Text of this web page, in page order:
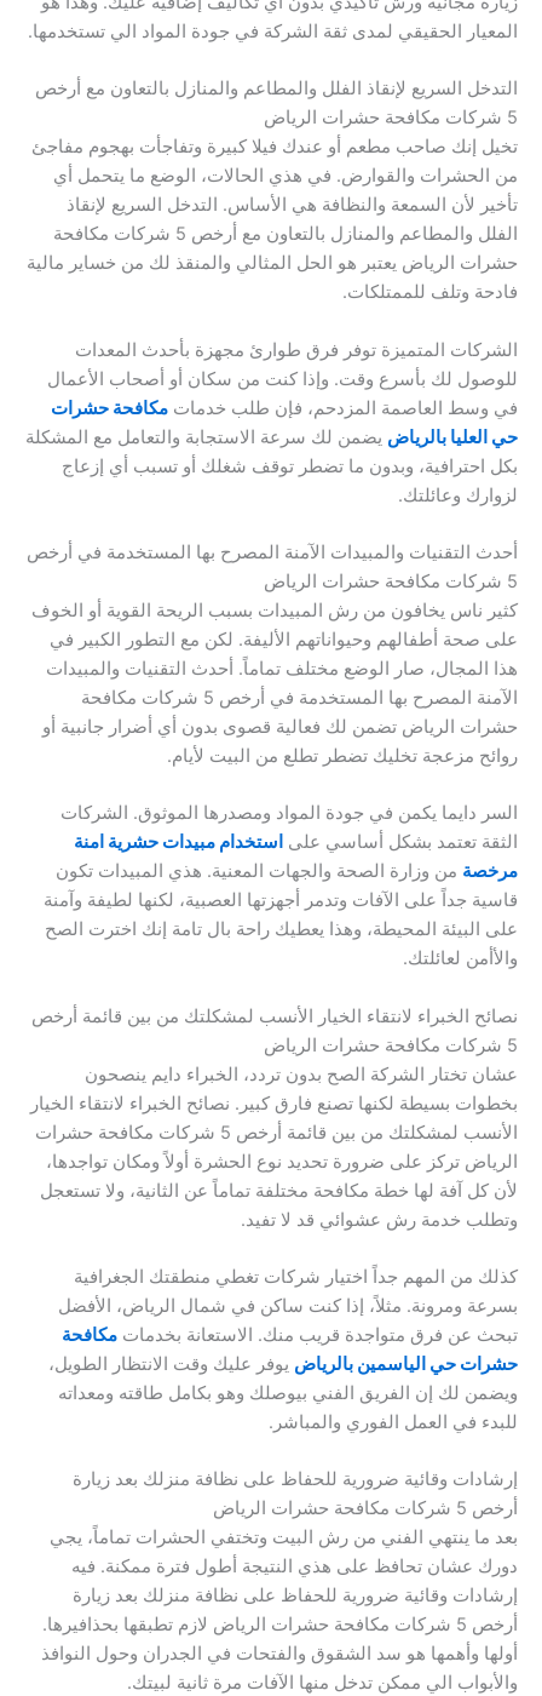
المعيار الحقيقي لمدى ثقة الشركة في جودة المواد الي تستخدمها.
التدخل السريع لإنقاذ الفلل والمطاعم والمنازل بالتعاون مع أرخص
5 شركات مكافحة حشرات الرياض
تخيل إنك صاحب مطعم أو عندك فيلا كبيرة وتفاجأت بهجوم مفاجئ
من الحشرات والقوارض. في هذي الحالات، الوضع ما يتحمل أي
تأخير لأن السمعة والنظافة هي الأساس. التدخل السريع لإنقاذ
الفلل والمطاعم والمنازل بالتعاون مع أرخص 5 شركات مكافحة
حشرات الرياض يعتبر هو الحل المثالي والمنقذ لك من خساير مالية
فادحة وتلف للممتلكات.
الشركات المتميزة توفر فرق طوارئ مجهزة بأحدث المعدات
للوصول لك بأسرع وقت. وإذا كنت من سكان أو أصحاب الأعمال
في وسط العاصمة المزدحم، فإن طلب خدمات مكافحة حشرات
حي العليا بالرياض يضمن لك سرعة الاستجابة والتعامل مع المشكلة
بكل احترافية، وبدون ما تضطر توقف شغلك أو تسبب أي إزعاج
لزوارك وعائلتك.
أحدث التقنيات والمبيدات الآمنة المصرح بها المستخدمة في أرخص
5 شركات مكافحة حشرات الرياض
كثير ناس يخافون من رش المبيدات بسبب الريحة القوية أو الخوف
على صحة أطفالهم وحيواناتهم الأليفة. لكن مع التطور الكبير في
هذا المجال، صار الوضع مختلف تماماً. أحدث التقنيات والمبيدات
الآمنة المصرح بها المستخدمة في أرخص 5 شركات مكافحة
حشرات الرياض تضمن لك فعالية قصوى بدون أي أضرار جانبية أو
روائح مزعجة تخليك تضطر تطلع من البيت لأيام.
السر دايما يكمن في جودة المواد ومصدرها الموثوق. الشركات
الثقة تعتمد بشكل أساسي على استخدام مبيدات حشرية امنة
مرخصة من وزارة الصحة والجهات المعنية. هذي المبيدات تكون
قاسية جداً على الآفات وتدمر أجهزتها العصبية، لكنها لطيفة وآمنة
على البيئة المحيطة، وهذا يعطيك راحة بال تامة إنك اخترت الصح
والأأمن لعائلتك.
نصائح الخبراء لانتقاء الخيار الأنسب لمشكلتك من بين قائمة أرخص
5 شركات مكافحة حشرات الرياض
عشان تختار الشركة الصح بدون تردد، الخبراء دايم ينصحون
بخطوات بسيطة لكنها تصنع فارق كبير. نصائح الخبراء لانتقاء الخيار
الأنسب لمشكلتك من بين قائمة أرخص 5 شركات مكافحة حشرات
الرياض تركز على ضرورة تحديد نوع الحشرة أولاً ومكان تواجدها،
لأن كل آفة لها خطة مكافحة مختلفة تماماً عن الثانية، ولا تستعجل
وتطلب خدمة رش عشوائي قد لا تفيد.
كذلك من المهم جداً اختيار شركات تغطي منطقتك الجغرافية
بسرعة ومرونة. مثلاً، إذا كنت ساكن في شمال الرياض، الأفضل
تبحث عن فرق متواجدة قريب منك. الاستعانة بخدمات مكافحة
حشرات حي الياسمين بالرياض يوفر عليك وقت الانتظار الطويل،
ويضمن لك إن الفريق الفني بيوصلك وهو بكامل طاقته ومعداته
للبدء في العمل الفوري والمباشر.
إرشادات وقائية ضرورية للحفاظ على نظافة منزلك بعد زيارة
أرخص 5 شركات مكافحة حشرات الرياض
بعد ما ينتهي الفني من رش البيت وتختفي الحشرات تماماً، يجي
دورك عشان تحافظ على هذي النتيجة أطول فترة ممكنة. فيه
إرشادات وقائية ضرورية للحفاظ على نظافة منزلك بعد زيارة
أرخص 5 شركات مكافحة حشرات الرياض لازم تطبقها بحذافيرها.
أولها وأهمها هو سد الشقوق والفتحات في الجدران وحول النوافذ
والأبواب الي ممكن تدخل منها الآفات مرة ثانية لبيتك.